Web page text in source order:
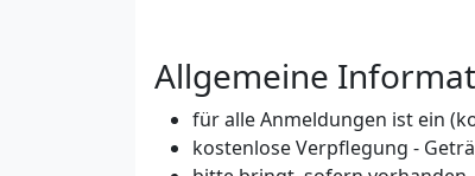
Allgemeine
für alle Anmeldungen ist ein
kostenlose Verpflegung -